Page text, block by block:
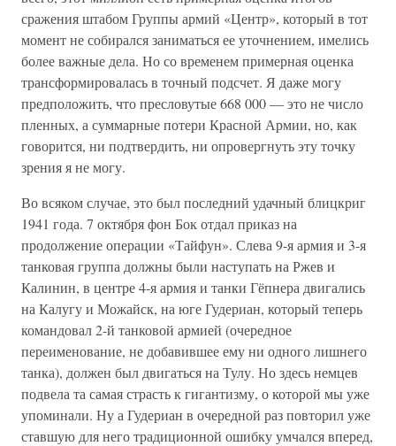
сражения штабом Группы армий «Центр», который в тот
момент не собирался заниматься ее уточнением, имелись
более важные дела. Но со временем примерная оценка
трансформировалась в точный подсчет. Я даже могу
предположить, что пресловутые 668 000 — это не число
пленных, а суммарные потери Красной Армии, но, как
говорится, ни подтвердить, ни опровергнуть эту точку
зрения я не могу.
Во всяком случае, это был последний удачный блицкриг
1941 года. 7 октября фон Бок отдал приказ на
продолжение операции «Тайфун». Слева 9-я армия и 3-я
танковая группа должны были наступать на Ржев и
Калинин, в центре 4-я армия и танки Гёпнера двигались
на Калугу и Можайск, на юге Гудериан, который теперь
командовал 2-й танковой армией (очередное
переименование, не добавившее ему ни одного лишнего
танка), должен был двигаться на Тулу. Но здесь немцев
подвела та самая страсть к гигантизму, о которой мы уже
упоминали. Ну а Гудериан в очередной раз повторил уже
ставшую для него традиционной ошибку умчался вперед,